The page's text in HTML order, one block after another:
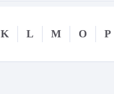
K L M O P